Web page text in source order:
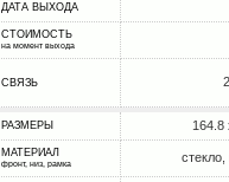
ДАТА ВЫХОДА
СТОИМОСТЬ
на момент выхода
СВЯЗЬ
РАЗМЕРЫ 164.8
МАТЕРИАЛ
фронт, низ, рамка стекло,